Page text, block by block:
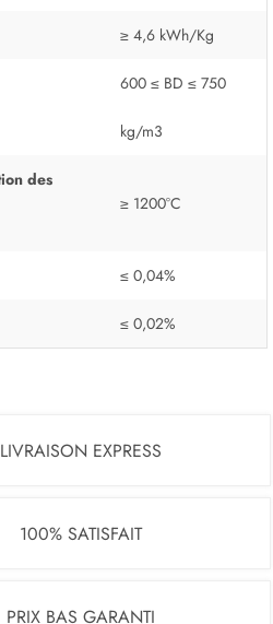
≥ 4,6 kWh/Kg
600 ≤ BD ≤ 750
kg/m3
des
≥ 1200°C
≤ 0,04%
≤ 0,02%
LIVRAISON EXPRESS
100% SATISFAIT
PRIX BAS GARANTI